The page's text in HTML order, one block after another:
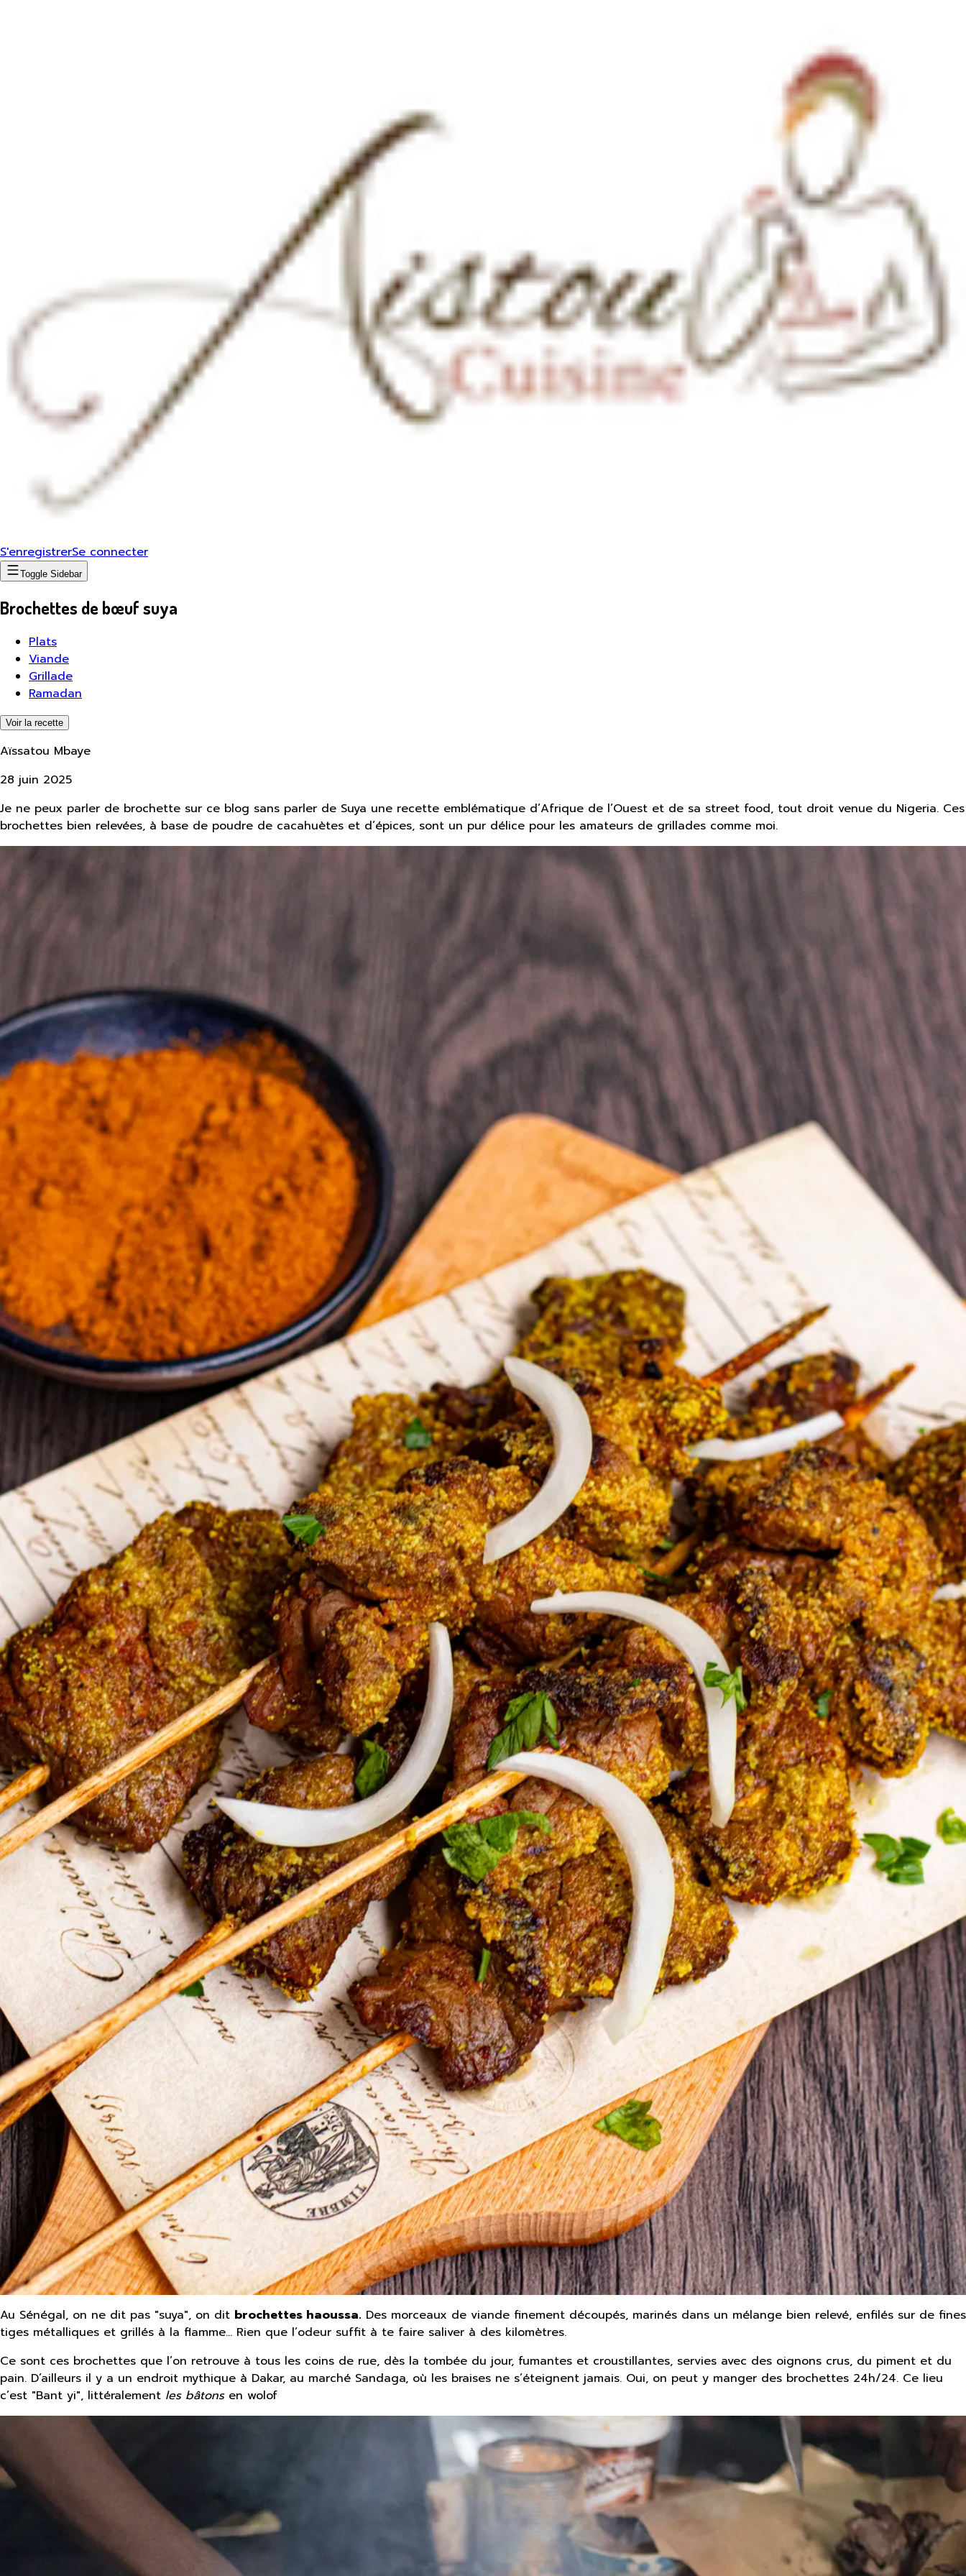
S'enregistrerSe connecter
Toggle Sidebar
Brochettes de bœuf suya
Plats
Viande
Grillade
Ramadan
Voir la recette
Aïssatou Mbaye
28 juin 2025
Je ne peux parler de brochette sur ce blog sans parler de Suya une recette emblématique d’Afrique de l’Ouest et de sa street food, tout droit venue du Nigeria. Ces
brochettes bien relevées, à base de poudre de cacahuètes et d’épices, sont un pur délice pour les amateurs de grillades comme moi.
Au Sénégal, on ne dit pas "suya", on dit brochettes haoussa. Des morceaux de viande finement découpés, marinés dans un mélange bien relevé, enfilés sur de fines
tiges métalliques et grillés à la flamme… Rien que l’odeur suffit à te faire saliver à des kilomètres.
Ce sont ces brochettes que l’on retrouve à tous les coins de rue, dès la tombée du jour, fumantes et croustillantes, servies avec des oignons crus, du piment et du
pain. D’ailleurs il y a un endroit mythique à Dakar, au marché Sandaga, où les braises ne s’éteignent jamais. Oui, on peut y manger des brochettes 24h/24. Ce lieu
c’est "Bant yi", littéralement les bâtonsen wolof